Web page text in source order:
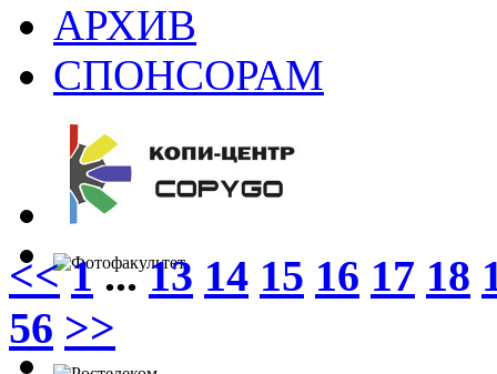
АРХИВ
СПОНСОРАМ
<< 1...13 14 15 16 17 18
56 >>